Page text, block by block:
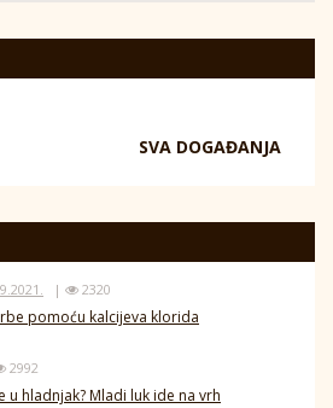
SVA DOGAĐANJA
| 2320
pomoću kalcijeva klorida
2992
u hladnjak? Mladi luk ide na vrh